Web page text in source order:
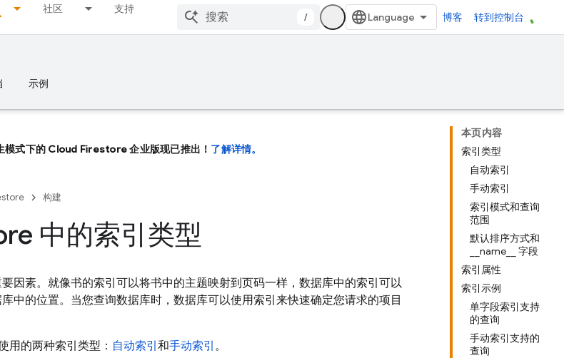
社区 支持
/ 博客 转到控制台
示例
本页内容
索引类型
自动索引
手动索引
索引模式和查询
范围
默认排序方式和
__name__ 字段
索引属性
索引示例
单字段索引支持
的查询
手动索引支持的
查询
模式下的 Cloud Firestore 企业版现已推出！ 了解详情。
构建
中的索引类型
因素。就像书的索引可以将书中的主题映射到页码一样，数据库中的索引可以
中的位置。当您查询数据库时，数据库可以使用索引来快速确定您请求的项目
用的两种索引类型： 自动索引 和手动索引 。